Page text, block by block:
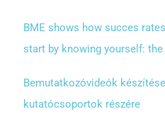
BME shows how succes
start by knowing yourself:
Bemutatkozóvideók
kutatócsoportok részére